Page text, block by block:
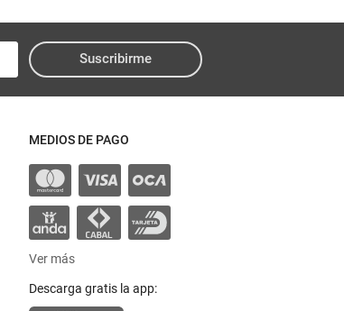
Suscribirme
MEDIOS DE PAGO
Ver más
Descarga gratis la app: